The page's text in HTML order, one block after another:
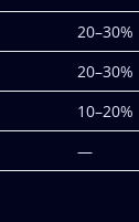
20–30%
20–30%
10–20%
—